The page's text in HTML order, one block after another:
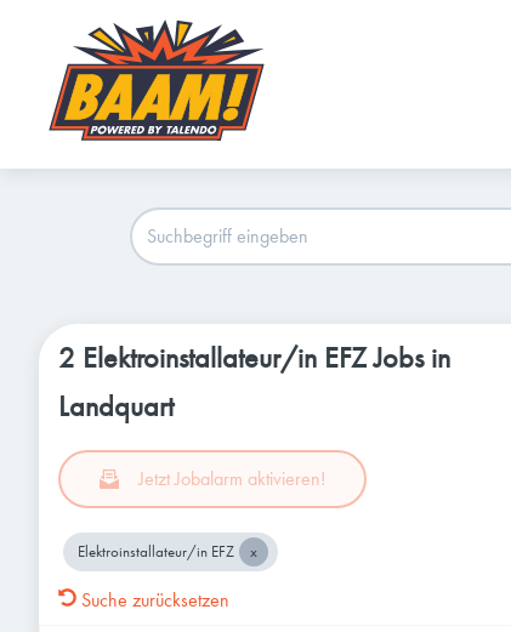
2 Elektroinstallateur/in EFZ Jobs in
Landquart
Jetzt Jobalarm aktivieren!
Elektroinstallateur/in EFZ
Suche zurücksetzen